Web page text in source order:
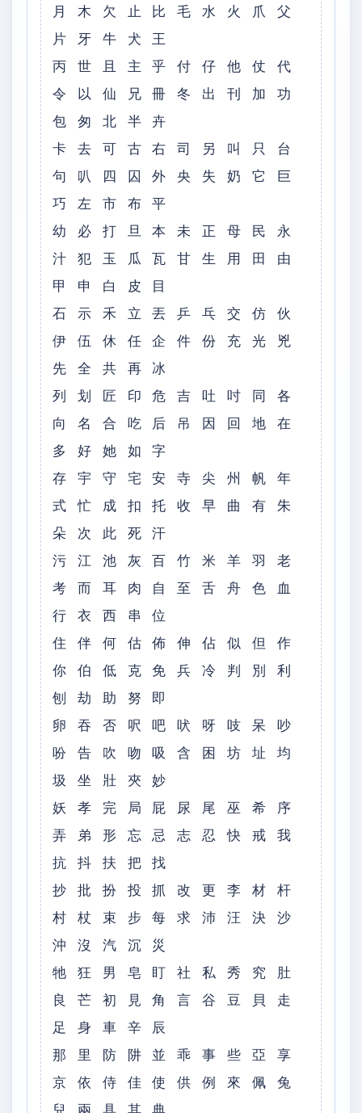
月 木 欠 止 比 毛 水 火 爪 父
片 牙 牛 犬 王
丙 世 且 主 乎 付 仔 他 仗 代
令 以 仙 兄 冊 冬 出 刊 加 功
包 匆 北 半 卉
卡 去 可 古 右 司 另 叫 只 台
句 叭 四 囚 外 央 失 奶 它 巨
巧 左 市 布 平
幼 必 打 旦 本 未 正 母 民 永
汁 犯 玉 瓜 瓦 甘 生 用 田 由
甲 申 白 皮 目
石 示 禾 立 丟 乒 乓 交 仿 伙
伊 伍 休 任 企 件 份 充 光 兇
先 全 共 再 冰
列 划 匠 印 危 吉 吐 吋 同 各
向 名 合 吃 后 吊 因 回 地 在
多 好 她 如 字
存 宇 守 宅 安 寺 尖 州 帆 年
式 忙 成 扣 托 收 早 曲 有 朱
朵 次 此 死 汗
污 江 池 灰 百 竹 米 羊 羽 老
考 而 耳 肉 自 至 舌 舟 色 血
行 衣 西 串 位
住 伴 何 估 佈 伸 佔 似 但 作
你 伯 低 克 免 兵 冷 判 別 利
刨 劫 助 努 即
卵 吞 否 呎 吧 吠 呀 吱 呆 吵
吩 告 吹 吻 吸 含 困 坊 址 均
圾 坐 壯 夾 妙
妖 孝 完 局 屁 尿 尾 巫 希 序
弄 弟 形 忘 忌 志 忍 快 戒 我
抗 抖 扶 把 找
抄 批 扮 投 抓 改 更 李 材 杆
村 杖 束 步 每 求 沛 汪 決 沙
沖 沒 汽 沉 災
牠 狂 男 皂 盯 社 私 秀 究 肚
良 芒 初 見 角 言 谷 豆 貝 走
足 身 車 辛 辰
那 里 防 阱 並 乖 事 些 亞 享
京 依 侍 佳 使 供 例 來 佩 兔
兒 兩 具 其 典